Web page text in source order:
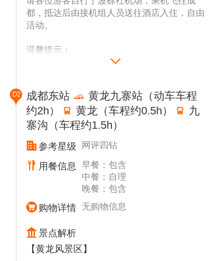
都，抵达后由接机组人员送往酒店入住，自由
活动。
温馨提示：
1、当天接机安排小车，临近航班的客人会安
2、当天晚上20-22点左右会有工作人员通知第
二天出发时间，请保持电话畅通。
D2 成都东站
黄龙九寨站（动车车程
约2h）
黄龙（车程约0.5h）
九
寨沟（车程约1.5h）
参考星级 网评四钻
用餐信息
早餐：包含
中餐：自理
晚餐：包含
购物详情 无购物信息
景点解析
【黄龙风景区】